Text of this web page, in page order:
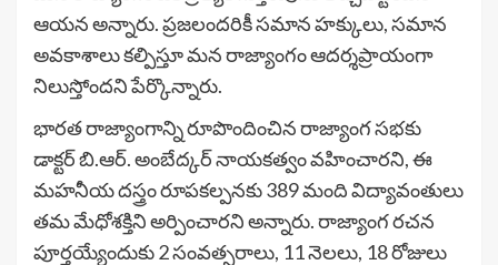
ఆయన అన్నారు. ప్రజలందరికీ సమాన హక్కులు, సమాన
అవకాశాలు కల్పిస్తూ మన రాజ్యాంగం ఆదర్శప్రాయంగా
నిలుస్తోందని పేర్కొన్నారు.
భారత రాజ్యాంగాన్ని రూపొందించిన రాజ్యాంగ సభకు
డాక్టర్ బి.ఆర్. అంబేద్కర్ నాయకత్వం వహించారని, ఈ
మహనీయ దస్త్రం రూపకల్పనకు 389 మంది విద్యావంతులు
తమ మేధోశక్తిని అర్పించారని అన్నారు. రాజ్యాంగ రచన
పూర్తయ్యేందుకు 2 సంవత్సరాలు, 11 నెలలు, 18 రోజులు